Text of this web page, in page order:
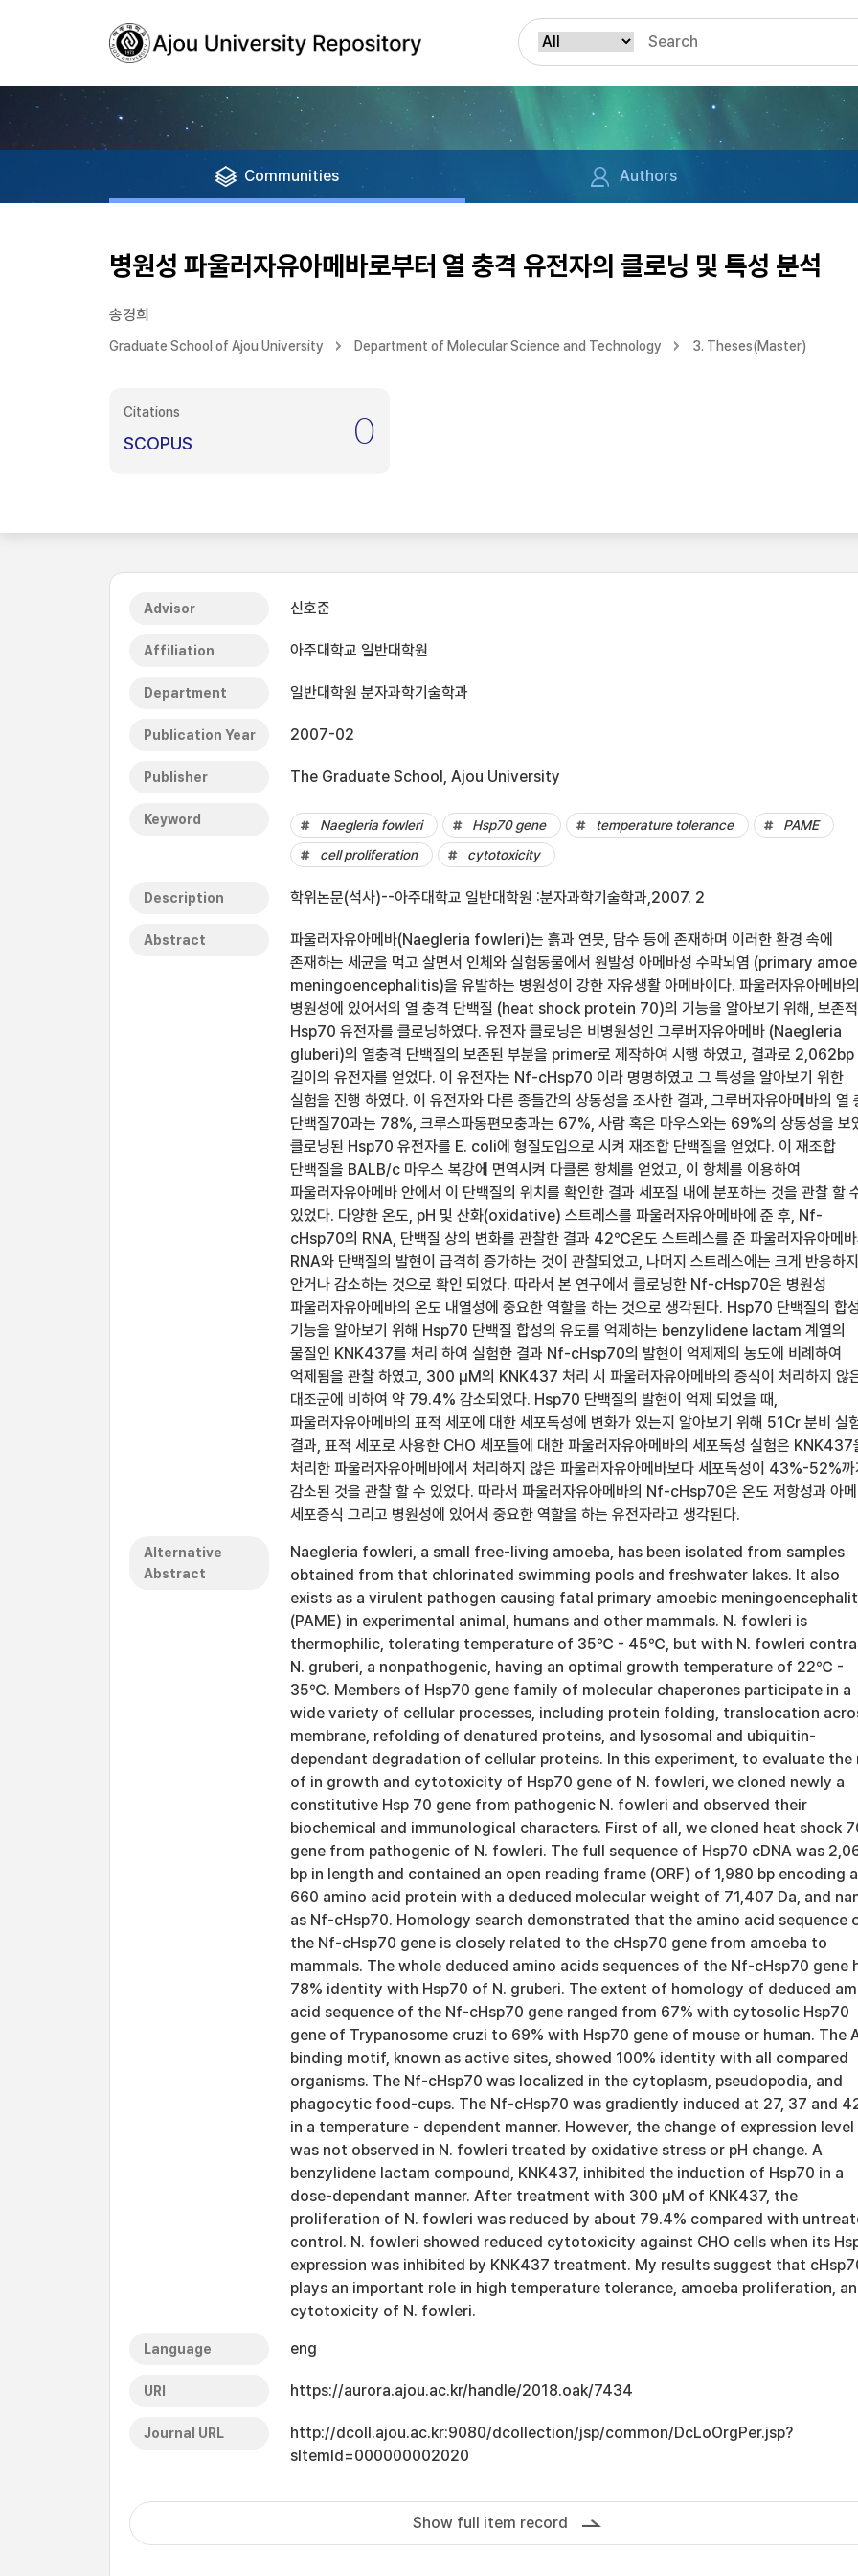
Communities Authors
병원성 파울러자유아메바로부터 열 충격 유전자의 클로닝 및 특성 분석
송경희
Graduate School of Ajou University Department of Molecular Science and Technology 3. Theses(Master)
Citations
SCOPUS 0
Advisor 신호준
Affiliation 아주대학교 일반대학원
Department 일반대학원 분자과학기술학과
Publication Year 2007-02
Publisher The Graduate School, Ajou University
Keyword Naegleria fowleri Hsp70 gene temperature tolerance
PAME
cell proliferation
cytotoxicity
Description 학위논문(석사)--아주대학교 일반대학원 :분자과학기술학과,2007. 2
Abstract
파울러자유아메바(Naegleria fowleri)는 흙과 연못, 담수 등에 존재하며 이러한 환경 속에
존재하는 세균을 먹고 살면서 인체와 실험동물에서 원발성 아메바성 수막뇌염 (primary
meningoencephalitis)을 유발하는 병원성이 강한 자유생활 아메바이다. 파울러자유아메바의
병원성에 있어서의 열 충격 단백질 (heat shock protein 70)의 기능을 알아보기 위해, 보존적
Hsp70 유전자를 클로닝하였다. 유전자 클로닝은 비병원성인 그루버자유아메바 (Naegleria
gluberi)의 열충격 단백질의 보존된 부분을 primer로 제작하여 시행 하였고, 결과로 2,062bp
길이의 유전자를 얻었다. 이 유전자는 Nf-cHsp70 이라 명명하였고 그 특성을 알아보기 위한
실험을 진행 하였다. 이 유전자와 다른 종들간의 상동성을 조사한 결과, 그루버자유아메바의 열
단백질70과는 78%, 크루스파동편모충과는 67%, 사람 혹은 마우스와는 69%의 상동성을 보
클로닝된 Hsp70 유전자를 E. coli에 형질도입으로 시켜 재조합 단백질을 얻었다. 이 재조합
단백질을 BALB/c 마우스 복강에 면역시켜 다클론 항체를 얻었고, 이 항체를 이용하여
파울러자유아메바 안에서 이 단백질의 위치를 확인한 결과 세포질 내에 분포하는 것을 관찰 할
있었다. 다양한 온도, pH 및 산화(oxidative) 스트레스를 파울러자유아메바에 준 후, Nf-
cHsp70의 RNA, 단백질 상의 변화를 관찰한 결과 42℃온도 스트레스를 준 파울러자유아메바
RNA와 단백질의 발현이 급격히 증가하는 것이 관찰되었고, 나머지 스트레스에는 크게 반응하지
안거나 감소하는 것으로 확인 되었다. 따라서 본 연구에서 클로닝한 Nf-cHsp70은 병원성
파울러자유아메바의 온도 내열성에 중요한 역할을 하는 것으로 생각된다. Hsp70 단백질의 합
기능을 알아보기 위해 Hsp70 단백질 합성의 유도를 억제하는 benzylidene lactam 계열의
물질인 KNK437를 처리 하여 실험한 결과 Nf-cHsp70의 발현이 억제제의 농도에 비례하여
억제됨을 관찰 하였고, 300 μM의 KNK437 처리 시 파울러자유아메바의 증식이 처리하지 않
대조군에 비하여 약 79.4% 감소되었다. Hsp70 단백질의 발현이 억제 되었을 때,
파울러자유아메바의 표적 세포에 대한 세포독성에 변화가 있는지 알아보기 위해 51Cr 분비 실
결과, 표적 세포로 사용한 CHO 세포들에 대한 파울러자유아메바의 세포독성 실험은 KNK437
처리한 파울러자유아메바에서 처리하지 않은 파울러자유아메바보다 세포독성이 43%-52%까
감소된 것을 관찰 할 수 있었다. 따라서 파울러자유아메바의 Nf-cHsp70은 온도 저항성과 아
세포증식 그리고 병원성에 있어서 중요한 역할을 하는 유전자라고 생각된다.
Alternative
Abstract
Naegleria fowleri, a small free-living amoeba, has been isolated from samples
obtained from that chlorinated swimming pools and freshwater lakes. It also
exists as a virulent pathogen causing fatal primary amoebic
(PAME) in experimental animal, humans and other mammals. N. fowleri is
thermophilic, tolerating temperature of 35℃ - 45℃, but with N. fowleri
N. gruberi, a nonpathogenic, having an optimal growth temperature of 22℃ -
35℃. Members of Hsp70 gene family of molecular chaperones participate in a
wide variety of cellular processes, including protein folding, translocation
membrane, refolding of denatured proteins, and lysosomal and ubiquitin-
dependant degradation of cellular proteins. In this experiment, to evaluate the
of in growth and cytotoxicity of Hsp70 gene of N. fowleri, we cloned newly a
constitutive Hsp 70 gene from pathogenic N. fowleri and observed their
biochemical and immunological characters. First of all, we cloned heat shock
gene from pathogenic of N. fowleri. The full sequence of Hsp70 cDNA was
bp in length and contained an open reading frame (ORF) of 1,980 bp encoding a
660 amino acid protein with a deduced molecular weight of 71,407 Da, and
as Nf-cHsp70. Homology search demonstrated that the amino acid sequence
the Nf-cHsp70 gene is closely related to the cHsp70 gene from amoeba to
mammals. The whole deduced amino acids sequences of the Nf-cHsp70 gene
78% identity with Hsp70 of N. gruberi. The extent of homology of deduced
acid sequence of the Nf-cHsp70 gene ranged from 67% with cytosolic Hsp70
gene of Trypanosome cruzi to 69% with Hsp70 gene of mouse or human. The
binding motif, known as active sites, showed 100% identity with all compared
organisms. The Nf-cHsp70 was localized in the cytoplasm, pseudopodia, and
phagocytic food-cups. The Nf-cHsp70 was gradiently induced at 27, 37 and
in a temperature - dependent manner. However, the change of expression level
was not observed in N. fowleri treated by oxidative stress or pH change. A
benzylidene lactam compound, KNK437, inhibited the induction of Hsp70 in a
dose-dependant manner. After treatment with 300 μM of KNK437, the
proliferation of N. fowleri was reduced by about 79.4% compared with
control. N. fowleri showed reduced cytotoxicity against CHO cells when its
expression was inhibited by KNK437 treatment. My results suggest that
plays an important role in high temperature tolerance, amoeba proliferation,
cytotoxicity of N. fowleri.
Language eng
URI https://aurora.ajou.ac.kr/handle/2018.oak/7434
Journal URL
http://dcoll.ajou.ac.kr:9080/dcollection/jsp/common/DcLoOrgPer.jsp?
sItemId=000000002020
Show full item record